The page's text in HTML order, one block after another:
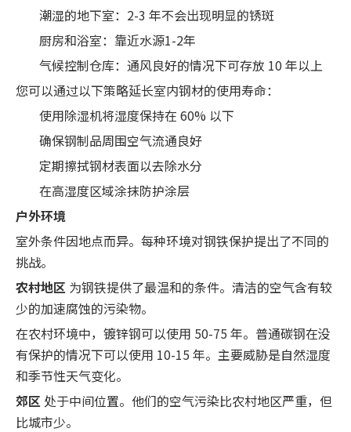
潮湿的地下室：2-3 年不会出现明显的锈斑
厨房和浴室：靠近水源1-2年
气候控制仓库：通风良好的情况下可存放 10 年以上
您可以通过以下策略延长室内钢材的使用寿命：
使用除湿机将湿度保持在 60% 以下
确保钢制品周围空气流通良好
定期擦拭钢材表面以去除水分
在高湿度区域涂抹防护涂层
户外环境
室外条件因地点而异。每种环境对钢铁保护提出了不同的
挑战。
农村地区 为钢铁提供了最温和的条件。清洁的空气含有较
少的加速腐蚀的污染物。
在农村环境中，镀锌钢可以使用 50-75 年。普通碳钢在没
有保护的情况下可以使用 10-15 年。主要威胁是自然湿度
和季节性天气变化。
郊区 处于中间位置。他们的空气污染比农村地区严重，但
比城市少。